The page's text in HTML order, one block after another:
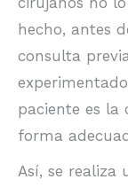
hecho, antes
consulta
paciente es
forma
Así, se realiza